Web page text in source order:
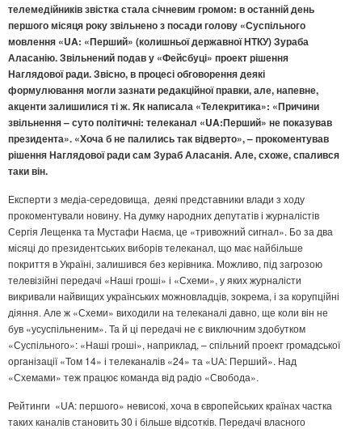
телемедійників звістка стала січневим громом: в останній день
першого місяця року звільнено з посади голову «Суспільного
мовлення «UA: «Перший» (колишньої державної НТКУ) Зураба
Аласанію. Звільнений подав у «Фейсбуці» проект рішення
Наглядової ради. Звісно, в процесі обговорення деякі
формулювання могли зазнати редакційної правки, але, напевне,
акценти залишилися ті ж. Як написала «Телекритика»: «Причини
звільнення – суто політичні: телеканал «UA:Перший» не показував
президента». «Хоча б не палились так відверто», – прокоментував
рішення Наглядової ради сам Зураб Аласанія. Але, схоже, спалився
таки він.
Експерти з медіа-середовища, деякі представники влади з ходу
прокоментували новину. На думку народних депутатів і журналістів
Сергія Лещенка та Мустафи Наєма, це «тривожний сигнал». Бо за два
місяці до президентських виборів телеканал, що має найбільше
покриття в Україні, залишився без керівника. Можливо, під загрозою
телевізійні передачі «Наші гроші» і «Схеми», у яких журналісти
викривали найвищих українських можновладців, зокрема, і за корупційні
діяння. Але ж «Схеми» виходили на телеканалі давно, ще коли він не
був «усуспільненим». Та й ці передачі не є виключним здобутком
«Суспільного»: «Наші гроші», наприклад, – спільний проект громадської
організації «Том 14» і телеканалів «24» та «UА: Перший». Над
«Схемами» теж працює команда від радіо «Свобода».
Рейтинги «UA: першого» невисокі, хоча в європейських країнах частка
таких каналів становить 30 і більше відсотків. Передачі власного